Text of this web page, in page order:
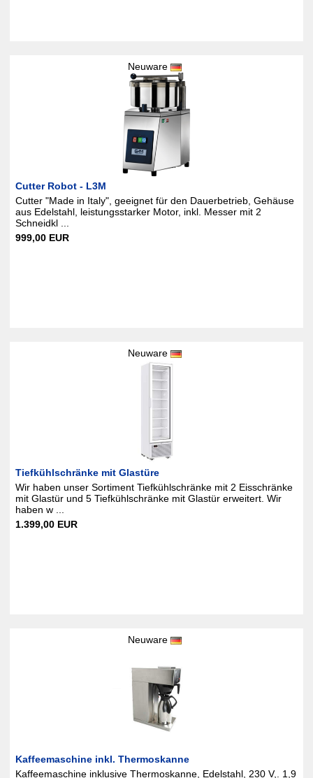
Neuware
Cutter Robot - L3M
Cutter "Made in Italy", geeignet für den Dauerbetrieb, Gehäuse
aus Edelstahl, leistungsstarker Motor, inkl. Messer mit 2
Schneidkl ...
999,00 EUR
Neuware
Tiefkühlschränke mit Glastüre
Wir haben unser Sortiment Tiefkühlschränke mit 2 Eisschränke
mit Glastür und 5 Tiefkühlschränke mit Glastür erweitert. Wir
haben w ...
1.399,00 EUR
Neuware
Kaffeemaschine inkl. Thermoskanne
Kaffeemaschine inklusive Thermoskanne, Edelstahl, 230 V,. 1,9